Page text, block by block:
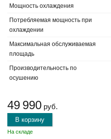
Мощность охлаждения
Потребляемая мощность при
охлаждении
Максимальная обслуживаемая
площадь
Производительность по
осушению
49 990 руб.
В корзину
На складе